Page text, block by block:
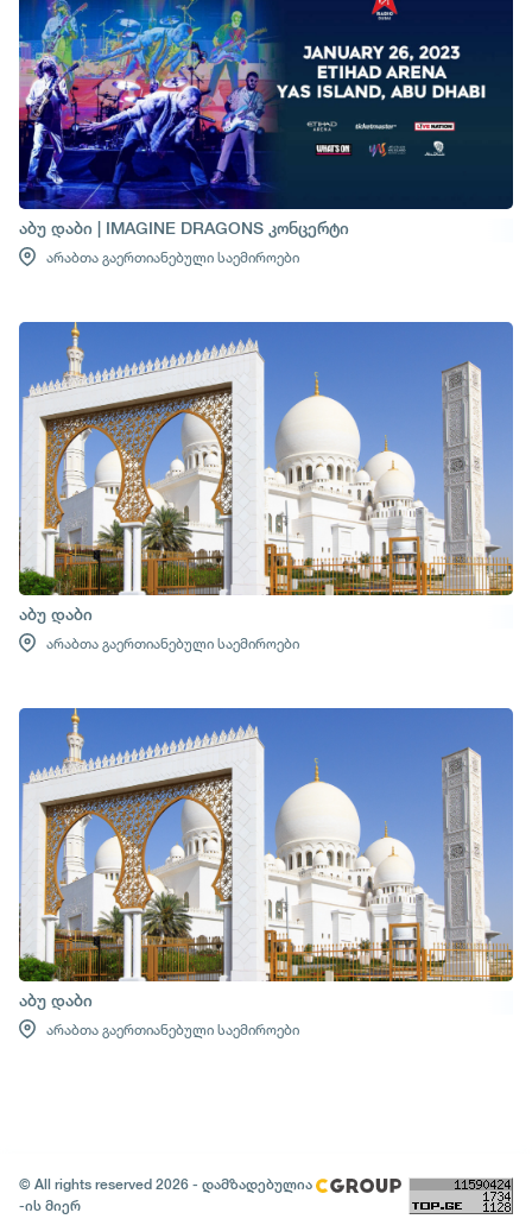
აბუ დაბი | IMAGINE DRAGONS კონცერტი
არაბთა გაერთიანებული საემიროები
აბუ დაბი
არაბთა გაერთიანებული საემიროები
აბუ დაბი
არაბთა გაერთიანებული საემიროები
© All rights reserved 2026 - დამზადებულია
-ის მიერ